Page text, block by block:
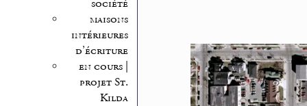
société
maisons
intérieures
d’écriture
en cours |
projet St.
Kilda